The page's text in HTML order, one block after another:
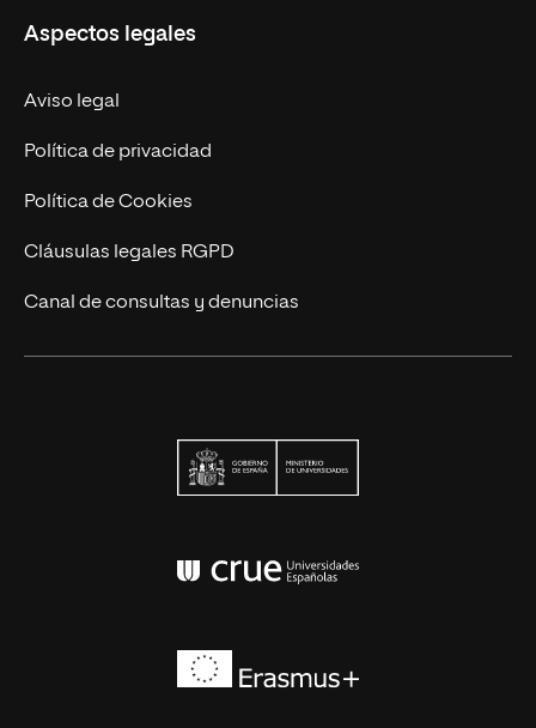
Trabaja en UNIR
Actualidad
Contacto
Aspectos legales
Aviso legal
Política de privacidad
Política de Cookies
Cláusulas legales RGPD
Canal de consultas y denuncias
Conferencia de